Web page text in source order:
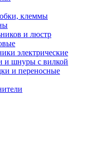
клеммы
и люстр
электрические
и шнуры с вилкой
и переносные